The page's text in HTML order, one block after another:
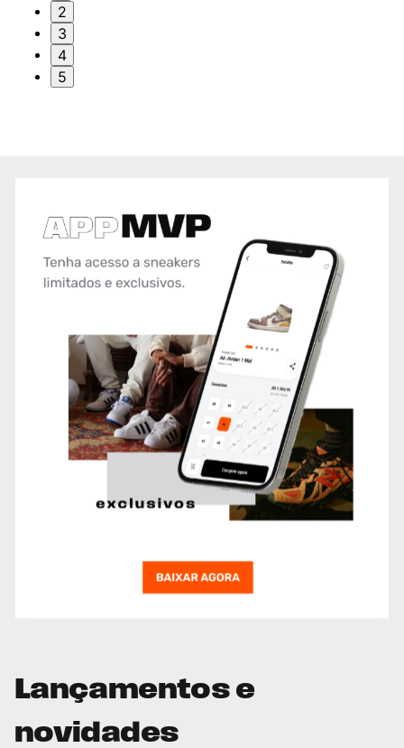
2
3
4
5
Lançamentos e
novidades